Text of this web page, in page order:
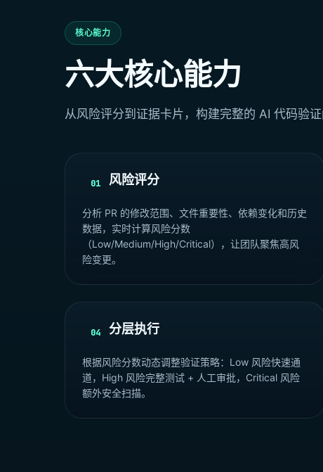
核心能力
六大核心能力
从风险评分到证据卡片，构建完整的 AI 代码验证
01 风险评分
分析 PR 的修改范围、文件重要性、依赖变化和历史
数据，实时计算风险分数
（Low/Medium/High/Critical），让团队聚焦高风
险变更。
04 分层执行
根据风险分数动态调整验证策略：Low 风险快速通
道，High 风险完整测试 + 人工审批，Critical 风险
额外安全扫描。